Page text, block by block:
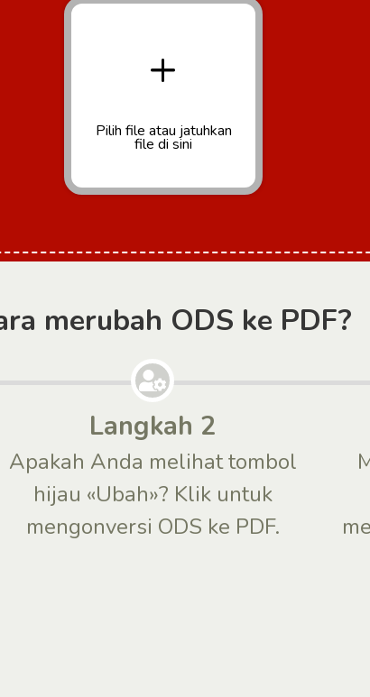
+
Pilih file atau jatuhkan
file di sini
merubah ODS ke PDF?
Langkah 2
Apakah Anda melihat tombol
hijau «Ubah»? Klik untuk
mengonversi ODS ke PDF.